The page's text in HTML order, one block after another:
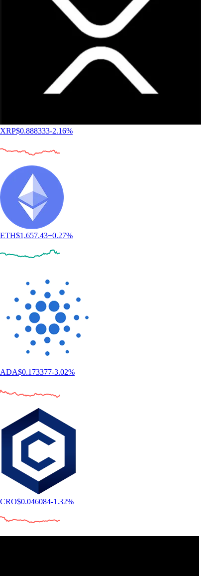
XRP$0.888333-2.16%
ETH$1,657.43+0.27%
ADA$0.173377-3.02%
CRO$0.046084-1.32%